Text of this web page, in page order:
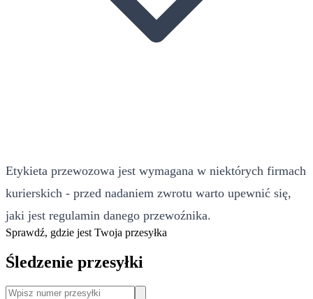
Etykieta przewozowa jest wymagana w niektórych firmach
kurierskich - przed nadaniem zwrotu warto upewnić się,
jaki jest regulamin danego przewoźnika.
Sprawdź, gdzie jest Twoja przesyłka
Śledzenie przesyłki